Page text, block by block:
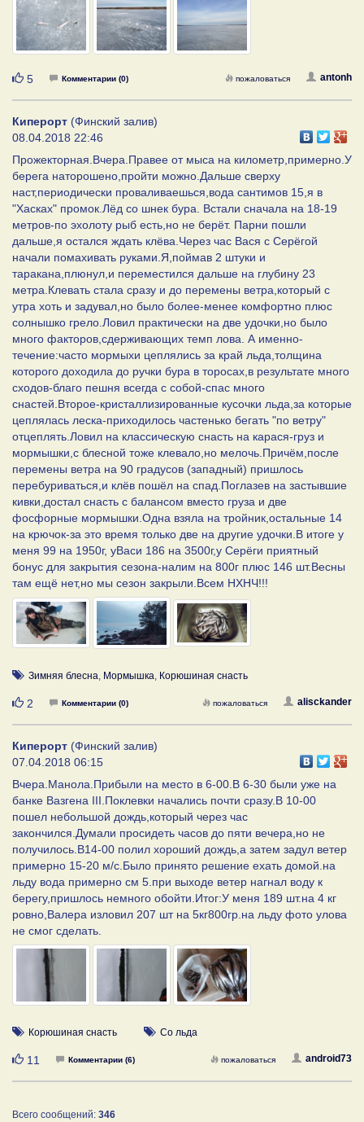
Нравится
5 Комментарии (0) antonh
пожаловаться
Киперорт (Финский залив)
08.04.2018 22:46
Прожекторная.Вчера.Правее от мыса на километр,примерно.У
берега наторошено,пройти можно.Дальше сверху
наст,периодически проваливаешься,вода сантимов 15,я в
"Хасках" промок.Лёд со шнек бура. Встали сначала на 18-19
метров-по эхолоту рыб есть,но не берёт. Парни пошли
дальше,я остался ждать клёва.Через час Вася с Серёгой
начали помахивать руками.Я,поймав 2 штуки и
таракана,плюнул,и переместился дальше на глубину 23
метра.Клевать стала сразу и до перемены ветра,который с
утра хоть и задувал,но было более-менее комфортно плюс
солнышко грело.Ловил практически на две удочки,но было
много факторов,сдерживающих темп лова. А именно-
течение:часто мормыхи цеплялись за край льда,толщина
которого доходила до ручки бура в торосах,в результате много
сходов-благо пешня всегда с собой-спас много
снастей.Второе-кристаллизированные кусочки льда,за которые
цеплялась леска-приходилось частенько бегать "по ветру"
отцеплять.Ловил на классическую снасть на карася-груз и
мормышки,с блесной тоже клевало,но мелочь.Причём,после
перемены ветра на 90 градусов (западный) пришлось
перебуриваться,и клёв пошёл на спад.Поглазев на застывшие
кивки,достал снасть с балансом вместо груза и две
фосфорные мормышки.Одна взяла на тройник,остальные 14
на крючок-за это время только две на другие удочки.В итоге у
меня 99 на 1950г, уВаси 186 на 3500г,у Серёги приятный
бонус для закрытия сезона-налим на 800г плюс 146 шт.Весны
там ещё нет,но мы сезон закрыли.Всем НХНЧ!!!
Зимняя блесна, Мормышка, Корюшиная снасть
Нравится
2 Комментарии (0) alisckander
пожаловаться
Киперорт (Финский залив)
07.04.2018 06:15
Вчера.Манола.Прибыли на место в 6-00.В 6-30 были уже на
банке Вазгена III.Поклевки начались почти сразу.В 10-00
пошел небольшой дождь,который через час
закончился.Думали просидеть часов до пяти вечера,но не
получилось.В14-00 полил хороший дождь,а затем задул ветер
примерно 15-20 м/с.Было принято решение ехать домой.на
льду вода примерно см 5.при выходе ветер нагнал воду к
берегу,пришлось немного обойти.Итог:У меня 189 шт.на 4 кг
ровно,Валера изловил 207 шт на 5кг800гр.на льду фото улова
не смог сделать.
Корюшиная снасть Со льда
Нравится
11 Комментарии (6) android73
пожаловаться
Всего сообщений: 346